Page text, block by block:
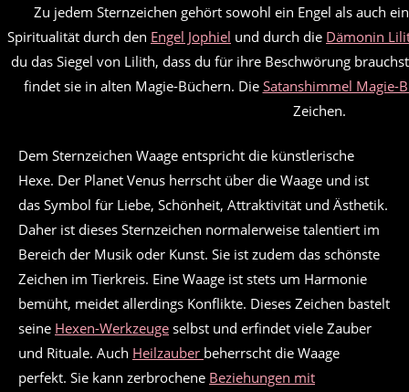
Zu jedem Sternzeichen gehört sowohl ein Engel als auch
Spiritualität durch den Engel Jophiel und durch die Dämonin
du das Siegel von Lilith, dass du für ihre Beschwörung
findet sie in alten Magie-Büchern. Die Satanshimmel Magie-
Zeichen.
Dem Sternzeichen Waage entspricht die künstlerische
Hexe. Der Planet Venus herrscht über die Waage und ist
das Symbol für Liebe, Schönheit, Attraktivität und Ästhetik.
Daher ist dieses Sternzeichen normalerweise talentiert im
Bereich der Musik oder Kunst. Sie ist zudem das schönste
Zeichen im Tierkreis. Eine Waage ist stets um Harmonie
bemüht, meidet allerdings Konflikte. Dieses Zeichen bastelt
seine Hexen-Werkzeuge selbst und erfindet viele Zauber
und Rituale. Auch Heilzauber beherrscht die Waage
perfekt. Sie kann zerbrochene Beziehungen mit